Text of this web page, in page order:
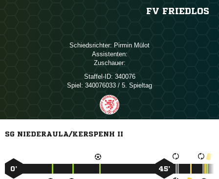
FV FRIEDLOS
Schiedsrichter:  
Assistenten:
Zuschauer:
Staffel-ID: 340076
Spiel: 340076033 / 5. Spieltag
SG NIEDERAULA/KERSPENH II
0’ 45’